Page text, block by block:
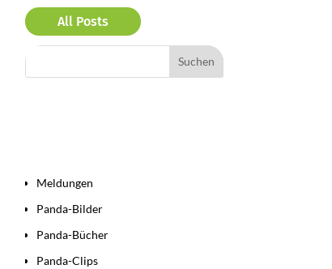
All Posts
Meldungen
Panda-Bilder
Panda-Bücher
Panda-Clips